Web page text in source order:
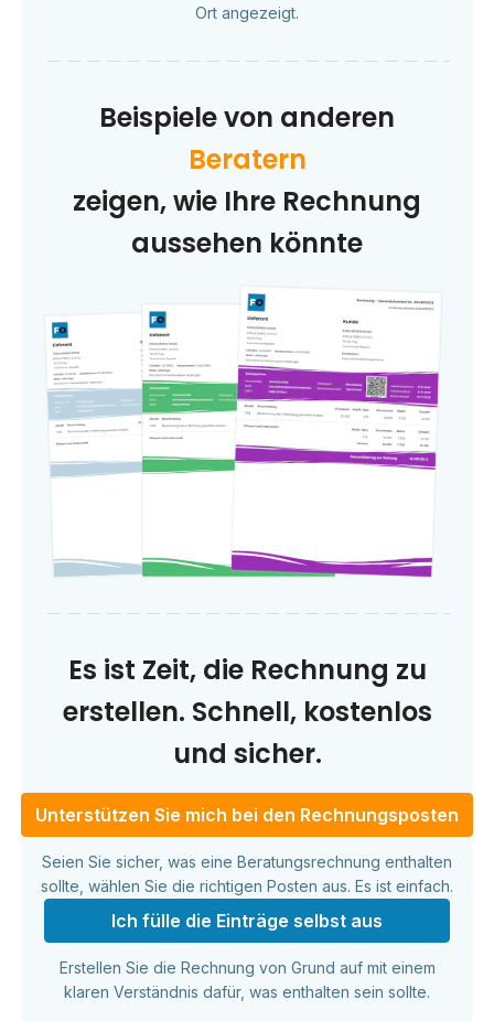
Ort angezeigt.
Beispiele von anderen
Beratern
zeigen, wie Ihre Rechnung
aussehen könnte
Es ist Zeit, die Rechnung zu
erstellen. Schnell, kostenlos
und sicher.
Unterstützen Sie mich bei den Rechnungsposten
Seien Sie sicher, was eine Beratungsrechnung enthalten
sollte, wählen Sie die richtigen Posten aus. Es ist einfach.
Ich fülle die Einträge selbst aus
Erstellen Sie die Rechnung von Grund auf mit einem
klaren Verständnis dafür, was enthalten sein sollte.